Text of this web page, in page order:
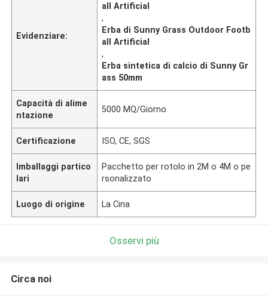
Evidenziare:
all Artificial
,
Erba di Sunny Grass Outdoor Footb
all Artificial
,
Erba sintetica di calcio di Sunny Gr
ass 50mm
Capacità di alime
ntazione
5000 MQ/Giorno
Certificazione ISO, CE, SGS
Imballaggi partico
lari
Pacchetto per rotolo in 2M o 4M o pe
rsonalizzato
Luogo di origine La Cina
Osservi più
Circa noi